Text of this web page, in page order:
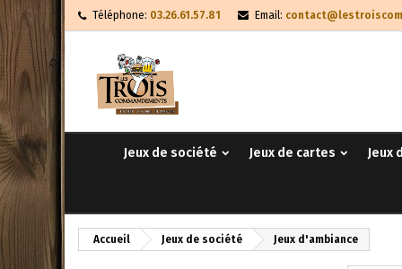
Téléphone: 03.26.61.57.81 Email:
Jeux de société Jeux de cartes Jeux
Accueil Jeux de société Jeux d'ambiance